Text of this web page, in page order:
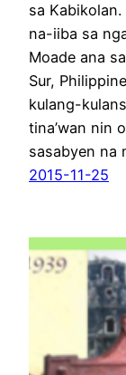
sa
na-iiba sa
Moade ana
Sur,
kulang-
tina’wan nin
sasabyen na
2015-11-25